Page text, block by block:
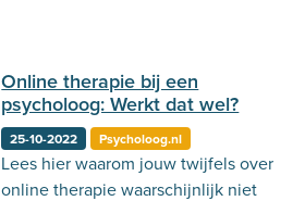
Online therapie bij een
psycholoog: Werkt dat wel?
25-10-2022 Psycholoog.nl
Lees hier waarom jouw twijfels over
online therapie waarschijnlijk niet